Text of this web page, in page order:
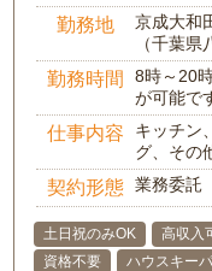
勤務地
京成大和
（千葉県
勤務時間
8時～20
が可能で
仕事内容
キッチン
グ、その
契約形態 業務委託
土日祝のみOK 高収入
資格不要
ハウスキー